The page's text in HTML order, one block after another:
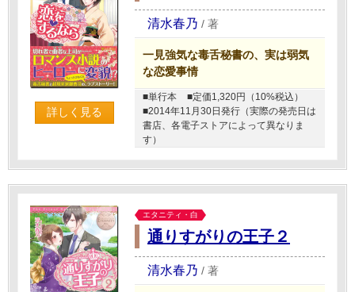
詳しく見る
清水春乃 / 著
一見強気な毒舌秘書の、実は弱気
な恋愛事情
■単行本
■定価1,320円（10%税込）
■2014年11月30日発行（実際の発売日は
書店、各電子ストアによって異なりま
す）
エタニティ・白
通りすがりの王子２
清水春乃 / 著